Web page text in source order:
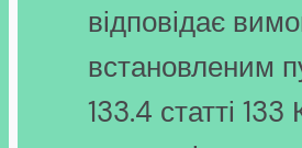
відповідає
встановленим
133.4 статті 133